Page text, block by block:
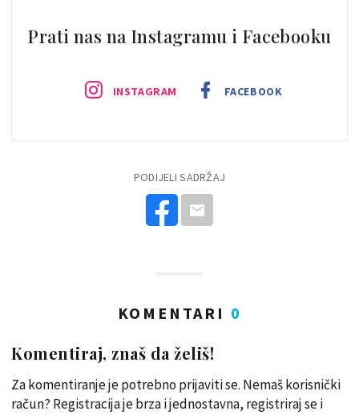
Prati nas na Instagramu i Facebooku
INSTAGRAM FACEBOOK
PODIJELI SADRŽAJ
KOMENTARI 0
Komentiraj, znaš da želiš!
Za komentiranje je potrebno prijaviti se. Nemaš korisnički
račun? Registracija je brza i jednostavna, registriraj se i